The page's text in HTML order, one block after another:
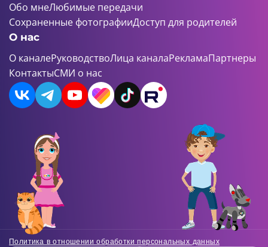
Обо мнеЛюбимые передачи
Сохраненные фотографииДоступ для родителей
О нас
О каналеРуководствоЛица каналаРекламаПартнеры
КонтактыСМИ о нас
Политика в отношении обработки персональных данных